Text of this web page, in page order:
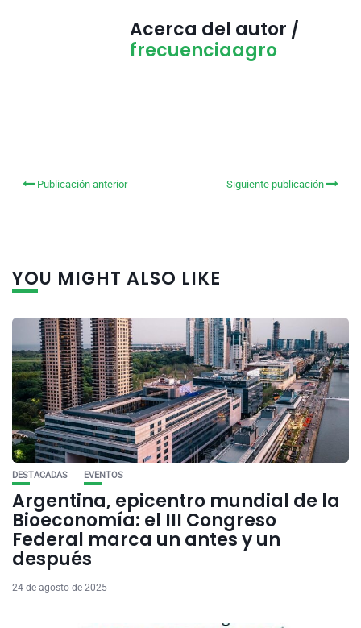
Acerca del autor /
frecuenciaagro
Publicación anterior Siguiente publicación
YOU MIGHT ALSO LIKE
DESTACADAS EVENTOS
Argentina, epicentro mundial de la
Bioeconomía: el III Congreso
Federal marca un antes y un
después
24 de agosto de 2025